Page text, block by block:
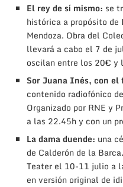
El rey de sí mismo: se
histórica a propósito de
Mendoza. Obra del
llevará a cabo el 7 de
oscilan entre los 20€ y
Sor Juana Inés, con el
contenido radiofónico
Organizado por RNE y
a las 22.45h y con un
La dama duende: una
de Calderón de la
Teater el 10-11 julio a
en versión original de